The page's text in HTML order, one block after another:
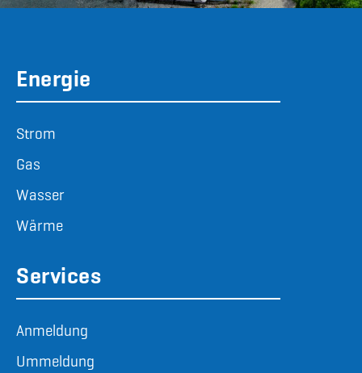
Energie
Strom
Gas
Wasser
Wärme
Services
Anmeldung
Ummeldung